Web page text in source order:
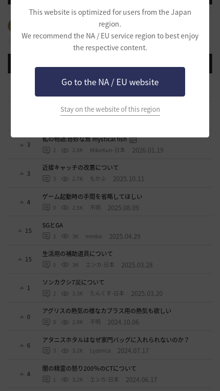
This website is optimized for users from the Japan
region.
We recommend the NA / EU service region to best enjoy
the respective content.
Go to the NA / EU website
Stay on the website of this region
#PvP
#拠点戦
#占領戦 #コンテンツ #クラス
青の戦場の現状についてのお尋ね
現状のキャッチスキルについて
3
私の物語:奇妙な魚 mystical fish
2 2.8K MikoKun-日本 2026.01.19
3
近接キャッチの改悪について
3 2.7K もかふ 2025.10.11
4
ゲーム起動時の手間を省略してほしい
0 2.5K 不明 2025.08.09
15
SGとGA
2 3K mmbo 2025.04.29
15
生活用の補助道具について
0 3K エンカ-日本 2025.03.28
1
ソンカクシ7災について
2 3.3K たんくす-日本 2025.03.20
0
アグリスの熱気の様なカプラス用の熱気も欲しい
0 2.8K 不明 2024.10.06
6
アタニスホタルはなぜ家門バッグに入れられないのか？
3 3.2K Lyzerica 2024.07.17
4
闇の精霊の怒り200％のCTについて
1 3.2K エンカ-日本 2024.06.17